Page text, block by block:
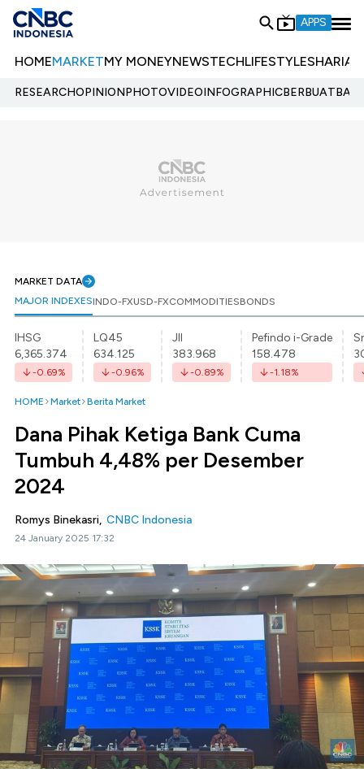
APPS
HOMEMARKETMY MONEYNEWSTECHLIFESTYLESHARIA
RESEARCHOPINIONPHOTOVIDEOINFOGRAPHIC
MARKET DATA
MAJOR INDEXESINDO-FXUSD-FXCOMMODITIESBONDS
IHSG
6,365.374
-0.69%
LQ45
634.125
-0.96%
JII
383.968
-0.89%
Pefindo i-Grade
158.478
-1.18%
HOME Market Berita Market
Dana Pihak Ketiga Bank Cuma
Tumbuh 4,48% per Desember
2024
Romys Binekasri, CNBC Indonesia
24 January 2025 17:32